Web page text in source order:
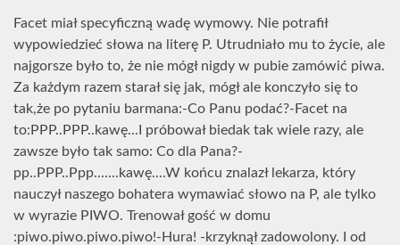
Facet miał specyficzną wadę wymowy. Nie potrafił
wypowiedzieć słowa na literę P. Utrudniało mu to życie, ale
najgorsze było to, że nie mógł nigdy w pubie zamówić piwa.
Za każdym razem starał się jak, mógł ale konczyło się to
tak,że po pytaniu barmana:-Co Panu podać?-Facet na
to:PPP..PPP..kawę...I próbował biedak tak wiele razy, ale
zawsze było tak samo: Co dla Pana?-
pp..PPP..Ppp.......kawę....W końcu znalazł lekarza, który
nauczył naszego bohatera wymawiać słowo na P, ale tylko
w wyrazie PIWO. Trenował gość w domu
:piwo.piwo.piwo.piwo!-Hura! -krzyknął zadowolony. I od